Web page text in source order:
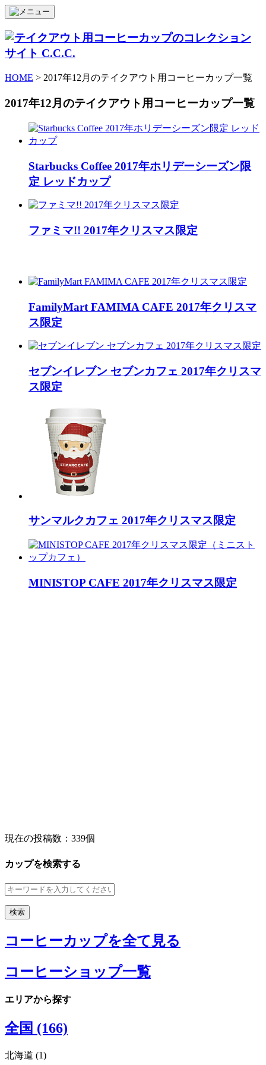
HOME > 2017年12月のテイクアウト用コーヒーカップ一覧
2017年12月のテイクアウト用コーヒーカップ一覧
Starbucks Coffee 2017年ホリデーシーズン限
定 レッドカップ
ファミマ!! 2017年クリスマス限定
FamilyMart FAMIMA CAFE 2017年クリスマ
ス限定
セブンイレブン セブンカフェ 2017年クリスマ
ス限定
サンマルクカフェ 2017年クリスマス限定
MINISTOP CAFE 2017年クリスマス限定
現在の投稿数： 339個
カップを検索する
コーヒーカップを全て見る
コーヒーショップ一覧
エリアから探す
全国 (166)
北海道 (1)